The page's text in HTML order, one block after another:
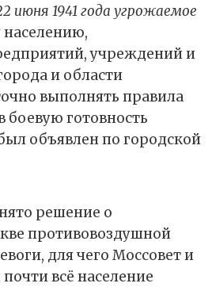
июня 1941 года угрожаемое
населению,
учреждений и
и области
выполнять правила
готовность
объявлен по городской
решение о
противовоздушной
для чего Моссовет и
всё население